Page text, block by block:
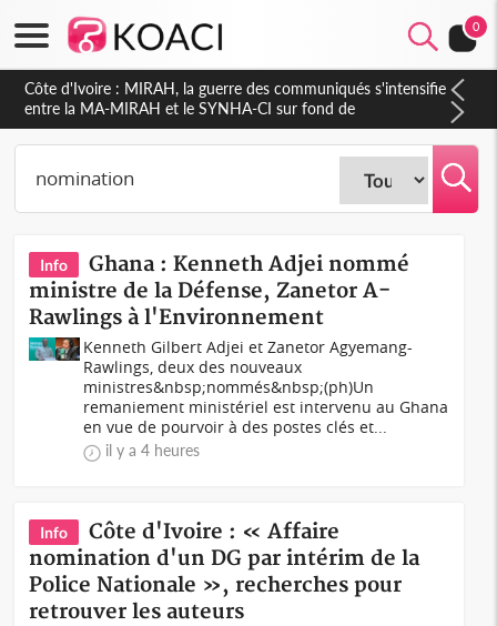
0
Côte d'Ivoire : Indépendance 2026, Thiam plaide pour un
environnement démocratique plus apaisé
Info
Ghana : Kenneth Adjei nommé
ministre de la Défense, Zanetor A-
Rawlings à l'Environnement
Kenneth Gilbert Adjei et Zanetor Agyemang-
Rawlings, deux des nouveaux
ministres&nbsp;nommés&nbsp;(ph)Un
remaniement ministériel est intervenu au Ghana
en vue de pourvoir à des postes clés et...
il y a 4 heures
Info
Côte d'Ivoire : « Affaire
nomination d'un DG par intérim de la
Police Nationale », recherches pour
retrouver les auteurs